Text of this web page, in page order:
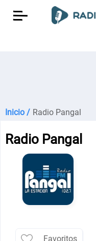
Inicio / Radio Pangal
Radio Pangal
Favoritos